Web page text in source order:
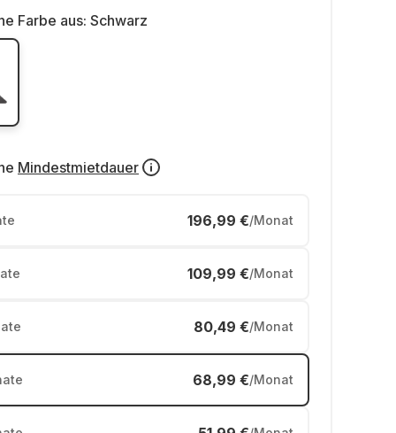
Farbe aus: Schwarz
Mindestmietdauer
196,99 €/Monat
109,99 €/Monat
80,49 €/Monat
68,99 €/Monat